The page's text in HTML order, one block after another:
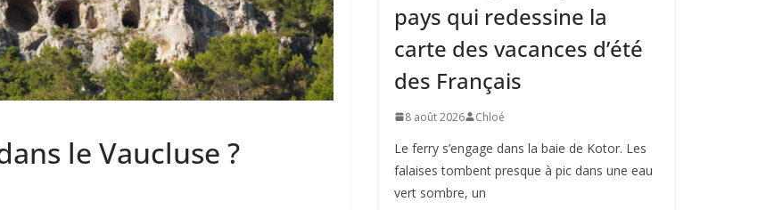
le Vaucluse ?
pays qui redessine la
carte des vacances d’été
des Français
8 août 2026 Chloé
Le ferry s’engage dans la baie de Kotor. Les
falaises tombent presque à pic dans une eau
vert sombre, un